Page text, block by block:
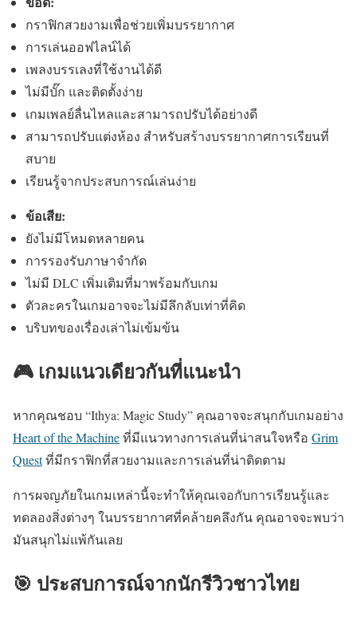
กราฟิกสวยงามเพื่อช่วยเพิ่มบรรยากาศ
การเล่นออฟไลน์ได้
เพลงบรรเลงที่ใช้งานได้ดี
ไม่มีบั๊ก และติดตั้งง่าย
เกมเพลย์ลื่นไหลและสามารถปรับได้อย่างดี
สามารถปรับแต่งห้อง สำหรับสร้างบรรยากาศการเรียนที่
สบาย
เรียนรู้จากประสบการณ์เล่นง่าย
ข้อเสีย:
ยังไม่มีโหมดหลายคน
การรองรับภาษาจำกัด
ไม่มี DLC เพิ่มเติมที่มาพร้อมกับเกม
ตัวละครในเกมอาจจะไม่มีลึกลับเท่าที่คิด
บริบทของเรื่องเล่าไม่เข้มข้น
🎮 เกมแนวเดียวกันที่แนะนำ
หากคุณชอบ “Ithya: Magic Study” คุณอาจจะสนุกกับเกมอย่าง
Heart of the Machineที่มีแนวทางการเล่นที่น่าสนใจหรือ Grim
Questที่มีกราฟิกที่สวยงามและการเล่นที่น่าติดตาม
การผจญภัยในเกมเหล่านี้จะทำให้คุณเจอกับการเรียนรู้และ
ทดลองสิ่งต่างๆ ในบรรยากาศที่คล้ายคลึงกัน คุณอาจจะพบว่า
มันสนุกไม่แพ้กันเลย
🎯 ประสบการณ์จากนักรีวิวชาวไทย